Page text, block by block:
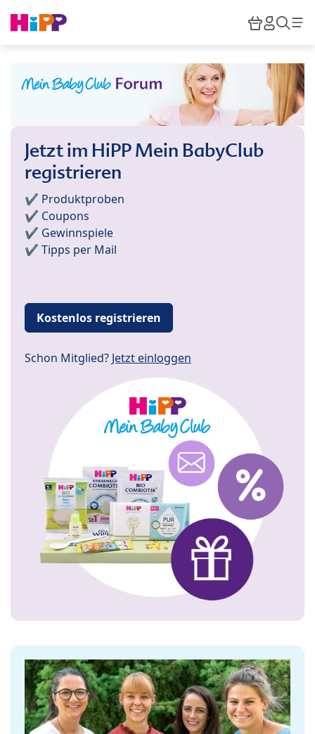
HiPP
Jetzt im HiPP Mein BabyClub
registrieren
✔️ Produktproben
✔️ Coupons
✔️ Gewinnspiele
✔️ Tipps per Mail
Kostenlos registrieren
Schon Mitglied? Jetzt einloggen